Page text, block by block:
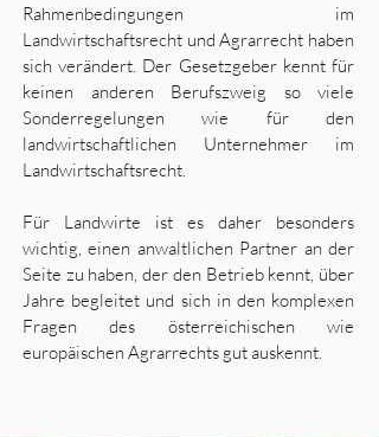
Rahmenbedingungen im
Landwirtschaftsrecht und Agrarrecht haben
sich verändert. Der Gesetzgeber kennt für
keinen anderen Berufszweig so viele
Sonderregelungen wie für den
landwirtschaftlichen Unternehmer im
Landwirtschaftsrecht.
Für Landwirte ist es daher besonders
wichtig, einen anwaltlichen Partner an der
Seite zu haben, der den Betrieb kennt, über
Jahre begleitet und sich in den komplexen
Fragen des österreichischen wie
europäischen Agrarrechts gut auskennt.